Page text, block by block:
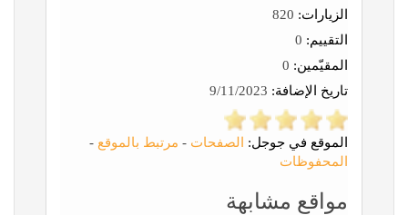
الزيارات:
التقييم:
المقيّمين:
تاريخ الإضافة:
الموقع في جوجل: الصفحات - مرتبط بالموقع -
المحفوظات
مواقع مشابهة